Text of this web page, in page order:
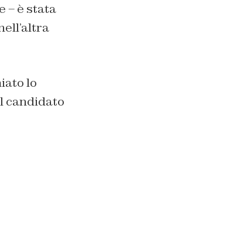
– è stata
lo
candidato